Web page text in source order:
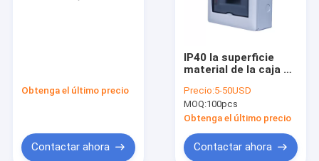
Obtenga el último precio
Contactar ahora
IP40 la superficie
material de la caja de
del tablero de
distribución del ABS
MCB 7 montó
Precio:5-50USD
MOQ:100pcs
Obtenga el último precio
Contactar ahora